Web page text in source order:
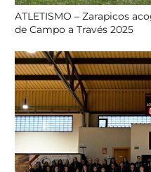
ATLETISMO – Zarapicos
de Campo a Través 2025